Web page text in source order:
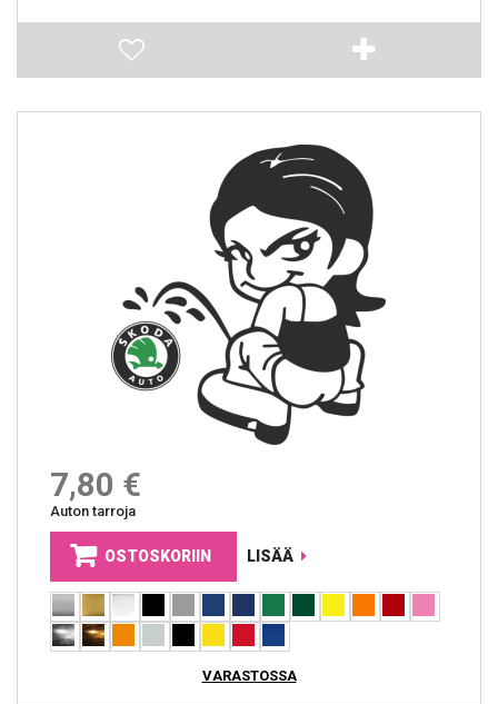
7,80 €
Auton tarroja
OSTOSKORIIN LISÄÄ
VARASTOSSA